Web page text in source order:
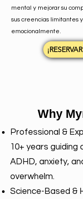
mental y mejorar su
sus creencias limitantes
emocionalmente.
Why
Professional &
10+ years guiding
ADHD, anxiety,
overwhelm.
Science-Based &